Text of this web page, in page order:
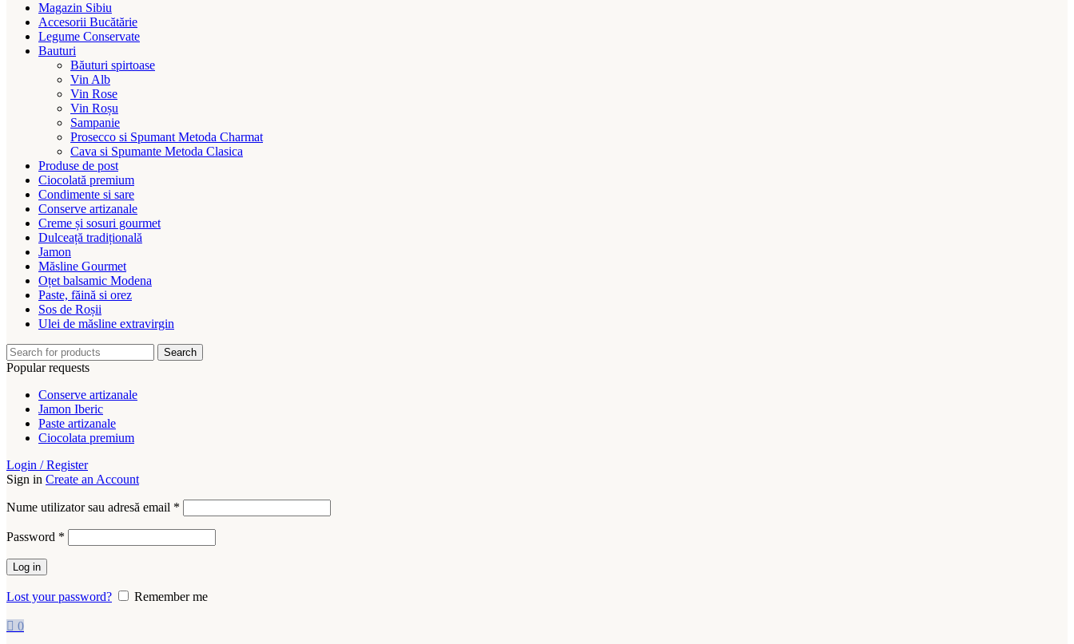
Magazin Sibiu
Accesorii Bucătărie
Legume Conservate
Bauturi
Băuturi spirtoase
Vin Alb
Vin Rose
Vin Roșu
Sampanie
Prosecco si Spumant Metoda Charmat
Cava si Spumante Metoda Clasica
Produse de post
Ciocolată premium
Condimente si sare
Conserve artizanale
Creme și sosuri gourmet
Dulceață tradițională
Jamon
Măsline Gourmet
Oțet balsamic Modena
Paste, făină si orez
Sos de Roșii
Ulei de măsline extravirgin
Search
Popular requests
Conserve artizanale
Jamon Iberic
Paste artizanale
Ciocolata premium
Login / Register
Sign in Create an Account
Nume utilizator sau adresă email *
Password *
Log in
Lost your password? Remember me
0